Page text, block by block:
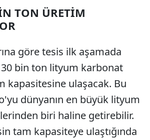
TON ÜRETİM
göre tesis ilk aşamada
bin ton lityum karbonat
kapasitesine ulaşacak. Bu
dünyanın en büyük lityum
biri haline getirebilir.
tam kapasiteye ulaştığında